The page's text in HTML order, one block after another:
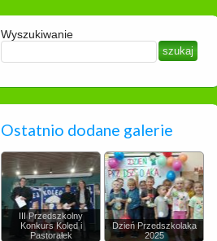
Wyszukiwanie
Ostatnio dodane galerie
III Przedszkolny
Konkurs Kolęd i
Pastorałek
Dzień Przedszkolaka
2025